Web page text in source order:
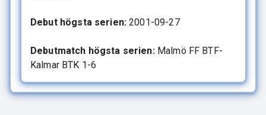
Debut högsta serien: 2001-09-27
Debutmatch högsta serien:Malmö FF BTF-
Kalmar BTK 1-6